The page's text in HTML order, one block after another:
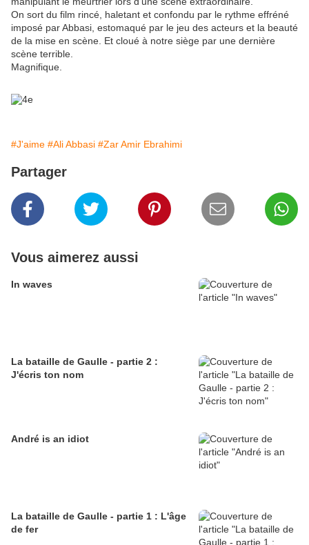
On sort du film rincé, haletant et confondu par le rythme effréné
imposé par Abbasi, estomaqué par le jeu des acteurs et la beauté
de la mise en scène. Et cloué à notre siège par une dernière
scène terrible.
Magnifique.
#J'aime #Ali Abbasi #Zar Amir Ebrahimi
Partager
Vous aimerez aussi
In waves
La bataille de Gaulle - partie 2 :
J'écris ton nom
André is an idiot
La bataille de Gaulle - partie 1 : L'âge
de fer